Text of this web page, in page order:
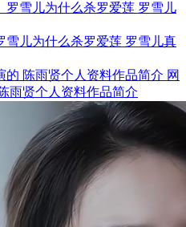
雪儿为什么杀罗爱莲 罗雪儿真
网
雨贤个人资料作品简介